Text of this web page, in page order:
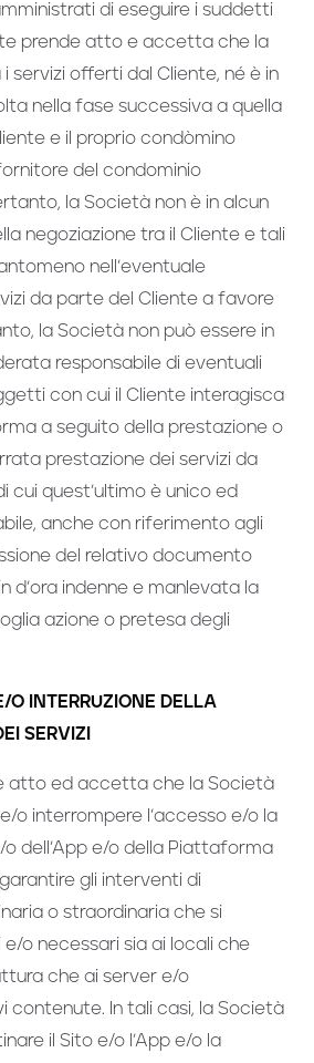
di eseguire i suddetti
prende atto e accetta che la
servizi offerti dal Cliente, né è in
nella fase successiva a quella
e il proprio condòmino
del condominio
la Società non è in alcun
negoziazione tra il Cliente e tali
nell’eventuale
da parte del Cliente a favore
la Società non può essere in
responsabile di eventuali
con cui il Cliente interagisca
a seguito della prestazione o
prestazione dei servizi da
cui quest’ultimo è unico ed
anche con riferimento agli
del relativo documento
d’ora indenne e manlevata la
azione o pretesa degli
O INTERRUZIONE DELLA
SERVIZI
atto ed accetta che la Società
o interrompere l’accesso e/o la
dell’App e/o della Piattaforma
gli interventi di
o straordinaria che si
o necessari sia ai locali che
che ai server e/o
contenute. In tali casi, la Società
il Sito e/o l’App e/o la